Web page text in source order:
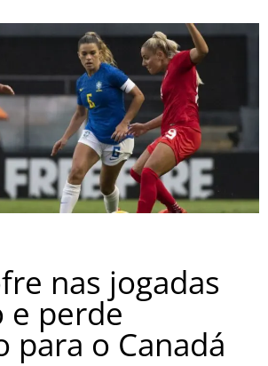
nas jogadas
e perde
para o Canadá